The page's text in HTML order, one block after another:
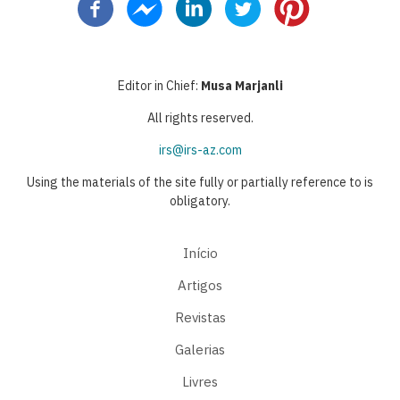
Editor in Chief: Musa Marjanli
All rights reserved.
irs@irs-az.com
Using the materials of the site fully or partially reference to is
obligatory.
Início
Artigos
Revistas
Galerias
Livres